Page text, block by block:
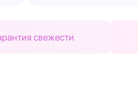
свежести